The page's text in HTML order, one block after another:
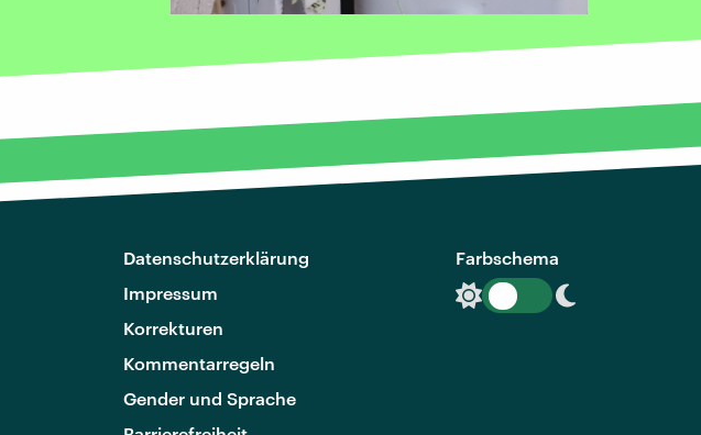
Datenschutzerklärung
Impressum
Korrekturen
Kommentarregeln
Gender und Sprache
Farbschema